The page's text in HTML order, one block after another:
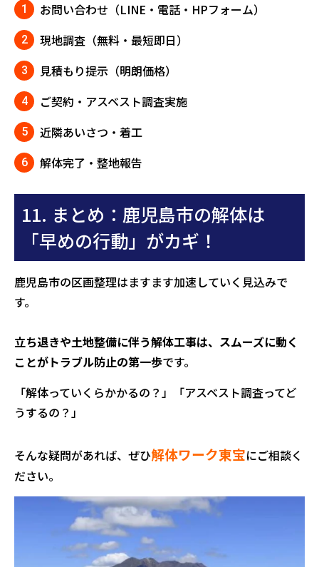
お問い合わせ（LINE・電話・HPフォーム）
現地調査（無料・最短即日）
見積もり提示（明朗価格）
ご契約・アスベスト調査実施
近隣あいさつ・着工
解体完了・整地報告
11. まとめ：鹿児島市の解体は
「早めの行動」がカギ！
鹿児島市の区画整理はますます加速していく見込みで
す。
立ち退きや土地整備に伴う解体工事は、スムーズに動く
ことがトラブル防止の第一歩です。
「解体っていくらかかるの？」「アスベスト調査ってど
うするの？」
そんな疑問があれば、ぜひ解体ワーク東宝にご相談く
ださい。